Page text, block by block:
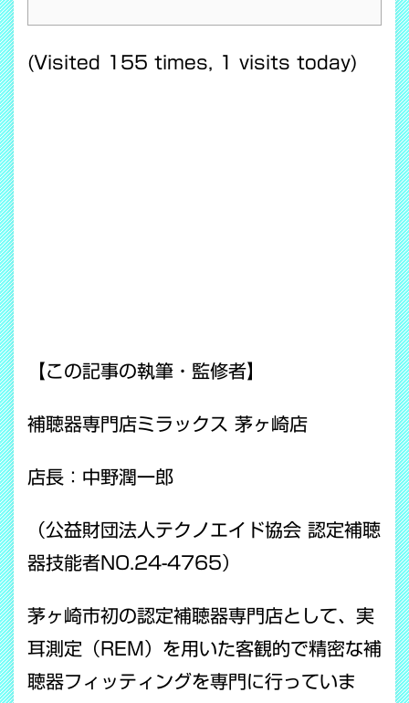
(Visited 155 times, 1 visits today)
【この記事の執筆・監修者】
補聴器専門店ミラックス 茅ヶ崎店
店長：中野潤一郎
（公益財団法人テクノエイド協会 認定補聴
器技能者NO.24-4765）
茅ヶ崎市初の認定補聴器専門店として、実
耳測定（REM）を用いた客観的で精密な補
聴器フィッティングを専門に行っていま